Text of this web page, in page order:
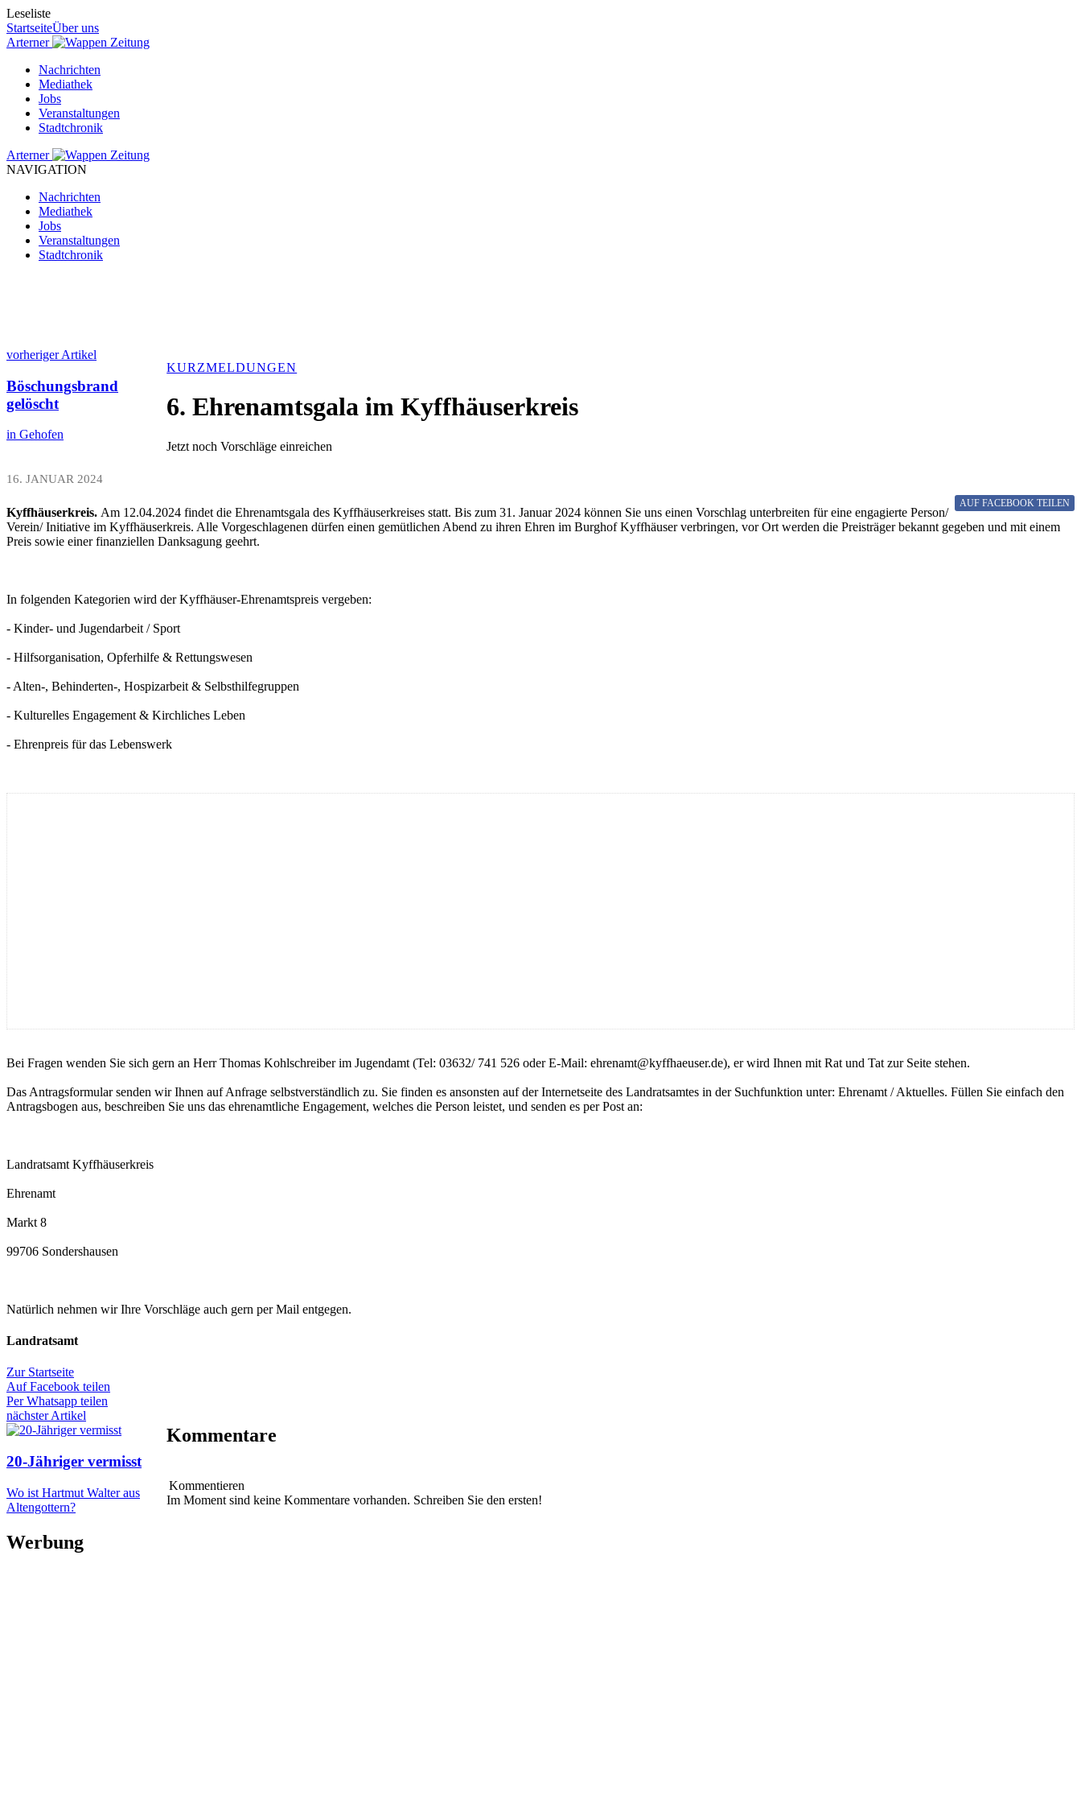
Leseliste
StartseiteÜber uns
Arterner
Zeitung
Nachrichten
Mediathek
Jobs
Veranstaltungen
Stadtchronik
Arterner
Zeitung
NAVIGATION
Nachrichten
Mediathek
Jobs
Veranstaltungen
Stadtchronik
vorheriger Artikel
Böschungsbrand
gelöscht
in Gehofen
KURZMELDUNGEN
6. Ehrenamtsgala im Kyffhäuserkreis
Jetzt noch Vorschläge einreichen
16. JANUAR 2024
AUF FACEBOOK TEILEN
Kyffhäuserkreis. Am 12.04.2024 findet die Ehrenamtsgala des Kyffhäuserkreises statt. Bis zum 31. Januar 2024 können Sie uns einen Vorschlag unterbreiten für eine engagierte Person/
Verein/ Initiative im Kyffhäuserkreis. Alle Vorgeschlagenen dürfen einen gemütlichen Abend zu ihren Ehren im Burghof Kyffhäuser verbringen, vor Ort werden die Preisträger bekannt gegeben und mit einem
Preis sowie einer finanziellen Danksagung geehrt.
In folgenden Kategorien wird der Kyffhäuser-Ehrenamtspreis vergeben:
- Kinder- und Jugendarbeit / Sport
- Hilfsorganisation, Opferhilfe & Rettungswesen
- Alten-, Behinderten-, Hospizarbeit & Selbsthilfegruppen
- Kulturelles Engagement & Kirchliches Leben
- Ehrenpreis für das Lebenswerk
Bei Fragen wenden Sie sich gern an Herr Thomas Kohlschreiber im Jugendamt (Tel: 03632/ 741 526 oder E-Mail: ehrenamt@kyffhaeuser.de), er wird Ihnen mit Rat und Tat zur Seite stehen.
Das Antragsformular senden wir Ihnen auf Anfrage selbstverständlich zu. Sie finden es ansonsten auf der Internetseite des Landratsamtes in der Suchfunktion unter: Ehrenamt / Aktuelles. Füllen Sie einfach den
Antragsbogen aus, beschreiben Sie uns das ehrenamtliche Engagement, welches die Person leistet, und senden es per Post an:
Landratsamt Kyffhäuserkreis
Ehrenamt
Markt 8
99706 Sondershausen
Natürlich nehmen wir Ihre Vorschläge auch gern per Mail entgegen.
Landratsamt
Zur Startseite
Auf Facebook teilen
Per Whatsapp teilen
nächster Artikel
20-Jähriger vermisst
Wo ist Hartmut Walter aus
Altengottern?
Kommentare
Kommentieren
Im Moment sind keine Kommentare vorhanden. Schreiben Sie den ersten!
Werbung